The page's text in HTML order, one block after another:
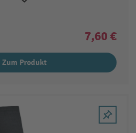
7,60 €
Zum Produkt